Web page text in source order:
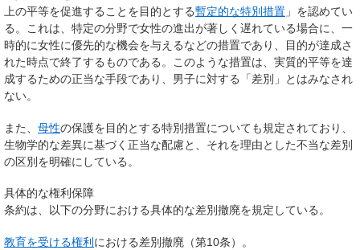
上の平等を促進することを目的とする暫定的な特別措置 」を認めてい
る。これは、特定の分野で女性の進出が著しく遅れている場合に、一
時的に女性に優先的な機会を与えるなどの措置であり、目的が達成さ
れた時点で終了するものである。このような措置は、実質的平等を達
成するための正当な手段であり、男子に対する「差別」とはみなされ
ない。
また、 母性の保護を目的とする特別措置についても規定されており、
生物学的な差異に基づく正当な配慮と、それを理由とした不当な差別
の区別を明確にしている。
具体的な権利保障
条約は、以下の分野における具体的な差別撤廃を規定している。
教育を受ける権利 における差別撤廃（第10条）。